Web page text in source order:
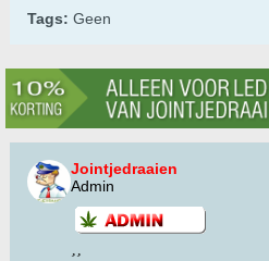
Tags: Geen
Jointjedraaien
Admin